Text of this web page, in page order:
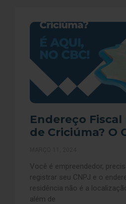
Endereço
de Criciúma? O
Você é empreendedor,
registrar seu CNPJ e o
residência não é a
além de